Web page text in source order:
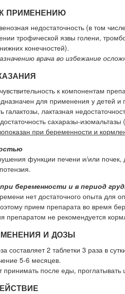
ПРИМЕНЕНИЮ
недостаточность (в том
трофической язвы голени,
конечностей).
врача во избежание
к компонентам
для применения у детей и
галактозы, лактазная
сахаразы-
при беременности и
функции печени и/или почек,
беременности и в период
нет достаточного опыта для
прием препарата во время
препаратом не рекомендуется
И ДОЗЫ
составляет 2 таблетки 3 раза в
5-6 месяцев.
принимать после еды,